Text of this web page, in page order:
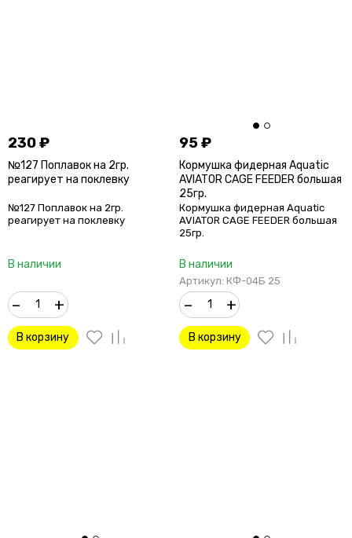
230₽
№127 Поплавок на 2гр.
реагирует на поклевку
№127 Поплавок на 2гр.
реагирует на поклевку
В наличии
– +
В корзину
95₽
Кормушка фидерная Aquatic
AVIATOR CAGE FEEDER большая
25гр.
Кормушка фидерная Aquatic
AVIATOR CAGE FEEDER большая
25гр.
В наличии
Артикул: КФ-04Б 25
– +
В корзину